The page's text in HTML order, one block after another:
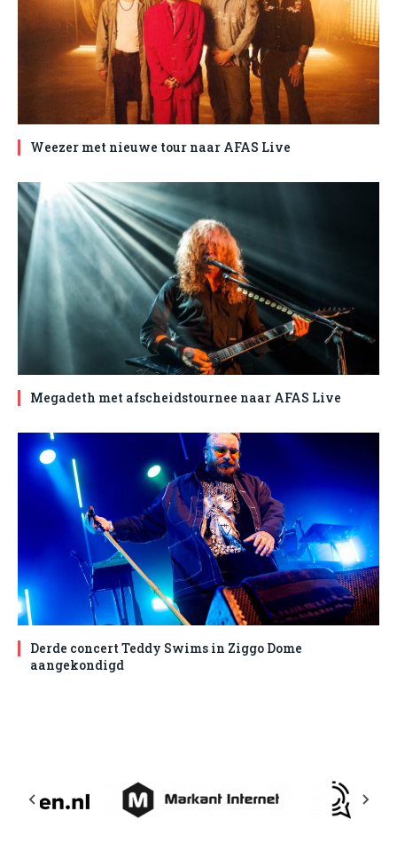
Weezer met nieuwe tour naar AFAS Live
Megadeth met afscheidstournee naar AFAS Live
Derde concert Teddy Swims in Ziggo Dome
aangekondigd